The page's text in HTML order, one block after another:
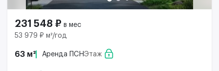
231 548 ₽ в мес
53 979 ₽ м²/год
63 м² Аренда ПСНЭтаж